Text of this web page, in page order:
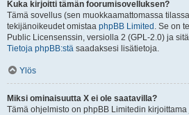
Kuka kirjoitti tämän foorumisovelluksen?
Tämä sovellus (sen muokkaamattomassa
tekijänoikeudet omistaa phpBB Limited . Se on
Public Licensenssin, versiolla 2 (GPL-2.0) ja
Tietoja phpBB:stä saadaksesi lisätietoja.
Ylös
Miksi ominaisuutta X ei ole saatavilla?
Tämä ohjelmisto on phpBB Limitedin